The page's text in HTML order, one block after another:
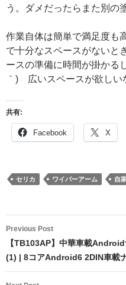
う。ダメだったらまた別の
作業自体は簡単で満足度も
で十分なスペースがないと
ースの準備に時間が掛かる
｀) 広いスペースが欲し
共有:
Facebook X
セリカ ワイパーアーム 自
Post
navigation
Previous Post
【TB103AP】中華車載
(1) | 8コアAndroid6 2DIN車載